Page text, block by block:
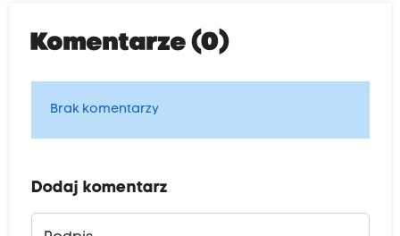
Komentarze (0)
Brak komentarzy
Dodaj komentarz